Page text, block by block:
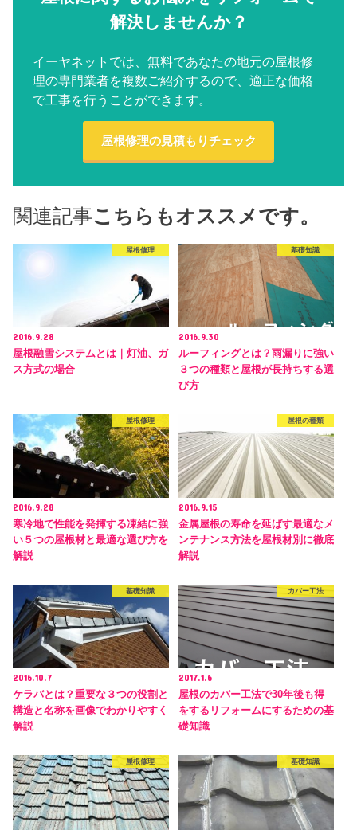
解決しませんか？
イーヤネットでは、無料であなたの地元の屋根修
理の専門業者を複数ご紹介するので、適正な価格
で工事を行うことができます。
屋根修理の見積もりチェック
関連記事こちらもオススメです。
屋根修理
2016.9.28
屋根融雪システムとは｜灯油、ガ
ス方式の場合
基礎知識
2016.9.30
ルーフィングとは？雨漏りに強い
３つの種類と屋根が長持ちする選
び方
屋根修理
2016.9.28
寒冷地で性能を発揮する凍結に強
い５つの屋根材と最適な選び方を
解説
屋根の種類
2016.9.15
金属屋根の寿命を延ばす最適なメ
ンテナンス方法を屋根材別に徹底
解説
基礎知識
2016.10.7
ケラバとは？重要な３つの役割と
構造と名称を画像でわかりやすく
解説
カバー工法
2017.1.6
屋根のカバー工法で30年後も得
をするリフォームにするための基
礎知識
屋根修理 基礎知識